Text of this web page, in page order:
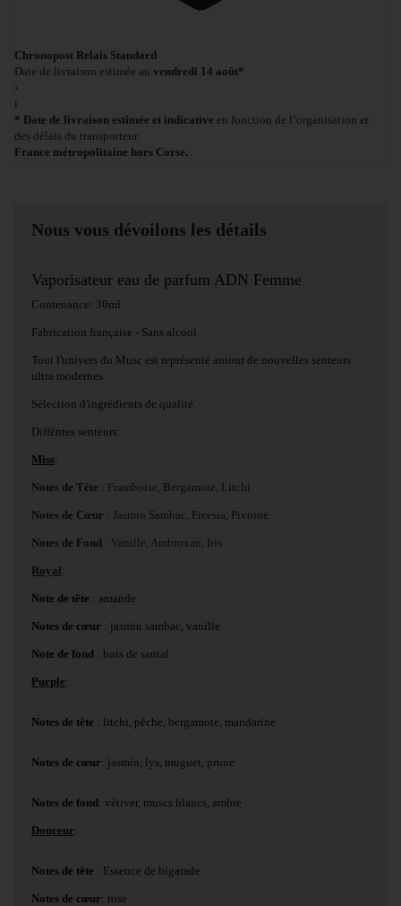
Chronopost Relais Standard
Date de livraison estimée au vendredi 14 août*
›
i
* Date de livraison estimée et indicative en fonction de l’organisation et
des délais du transporteur.
France métropolitaine hors Corse.
Nous vous dévoilons les détails
Vaporisateur eau de parfum ADN Femme
Contenance: 30ml
Fabrication française - Sans alcool
Tout l'univers du Musc est représenté autour de nouvelles senteurs
ultra modernes
Sélection d'ingrédients de qualité.
Difféntes senteurs:
Miss:
Notes de Tête : Framboise, Bergamote, Litchi
Notes de Cœur : Jasmin Sambac, Freesia, Pivoine
Notes de Fond : Vanille, Ambroxan, Iris
Royal:
Note de tête : amande
Notes de cœur : jasmin sambac, vanille
Note de fond : bois de santal
Purple:
Notes de tête : litchi, pêche, bergamote, mandarine
Notes de cœur: jasmin, lys, muguet, prune
Notes de fond: vétiver, muscs blancs, ambre
Douceur:
Notes de tête : Essence de bigarade
Notes de cœur: rose